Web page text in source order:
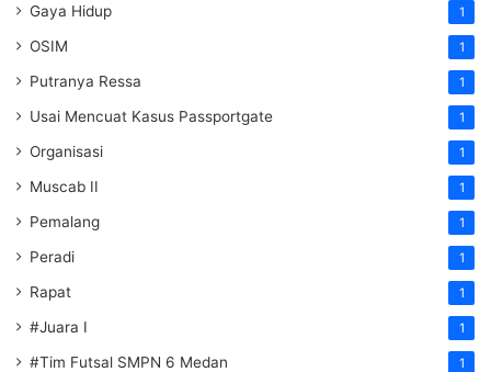
Gaya Hidup 1
OSIM 1
Putranya Ressa 1
Usai Mencuat Kasus Passportgate 1
Organisasi 1
Muscab II 1
Pemalang 1
Peradi 1
Rapat 1
#Juara I 1
#Tim Futsal SMPN 6 Medan 1